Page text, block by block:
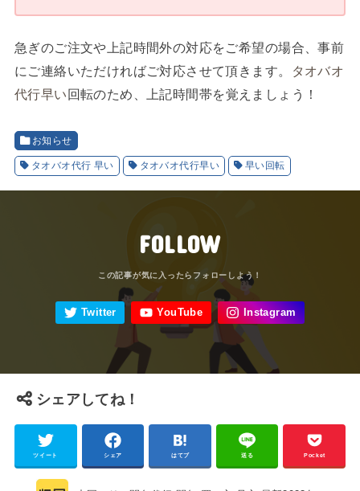
急ぎのご注文や上記時間外の対応をご希望の場合、事前
にご連絡いただければご対応させて頂きます。
タオバオ
代行早い回転のため、上記時間帯を覚えましょう！
お知らせ
タオバオ代行 早い タオバオ代行早い 早い回転
FOLLOW
シェアしてね！
ツイート シェア はてブ 送る Pocket